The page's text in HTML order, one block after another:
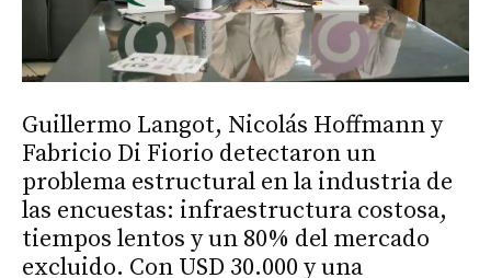
Guillermo Langot, Nicolás Hoffmann y
Fabricio Di Fiorio detectaron un
problema estructural en la industria de
las encuestas: infraestructura costosa,
tiempos lentos y un 80% del mercado
excluido. Con USD 30.000 y una